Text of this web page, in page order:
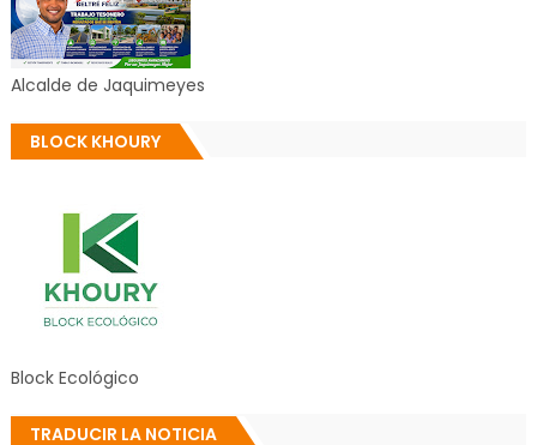
Alcalde de Jaquimeyes
BLOCK KHOURY
Block Ecológico
TRADUCIR LA NOTICIA